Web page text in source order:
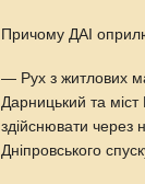
Причому ДАІ
— Рух з житлових
Дарницький та
здійснювати через
Дніпровського